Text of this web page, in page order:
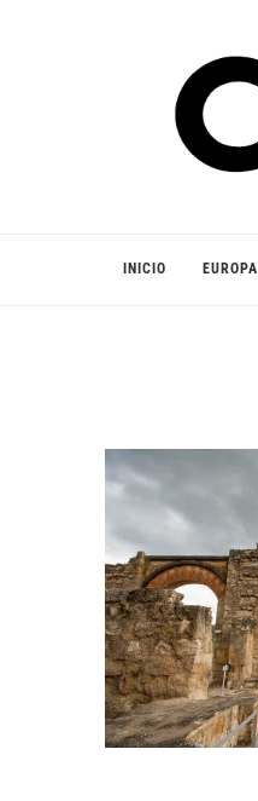
INICIO EUROPA